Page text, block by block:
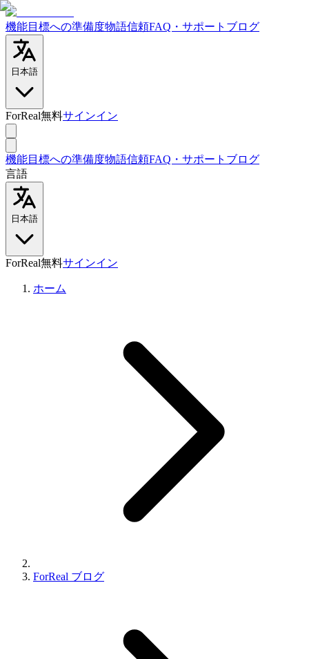
機能目標への準備度物語信頼FAQ・サポート ブログ
日本語
ForReal無料サインイン
機能目標への準備度物語信頼FAQ・サポート ブログ
言語
日本語
ForReal無料サインイン
ホーム
ForReal ブログ